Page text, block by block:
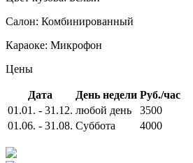
Салон: Комбинированный
Караоке: Микрофон
Цены
Дата День недели Руб./час
01.01. - 31.12. любой день
3500
01.06. - 31.08. Суббота 4000